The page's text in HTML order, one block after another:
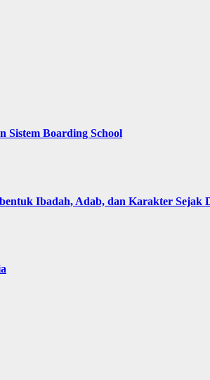
Sistem Boarding School
Ibadah, Adab, dan Karakter Sejak